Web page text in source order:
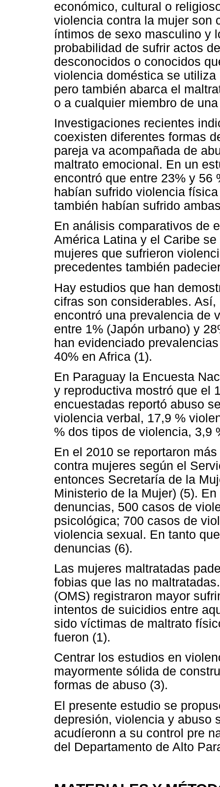
económico, cultural o
violencia contra la mujer son
íntimos de sexo masculino y
probabilidad de sufrir actos
desconocidos o conocidos
violencia doméstica se
pero también abarca el
o a cualquier miembro de
Investigaciones recientes
coexisten diferentes formas
pareja va acompañada de
maltrato emocional. En un
encontró que entre 23% y 56
habían sufrido violencia
también habían sufrido
En análisis comparativos de
América Latina y el Caribe
mujeres que sufrieron
precedentes también
Hay estudios que han
cifras son considerables.
encontró una prevalencia de
entre 1% (Japón urbano) y
han evidenciado
40% en Africa (1).
En Paraguay la Encuesta
y reproductiva mostró que el
encuestadas reportó abuso
violencia verbal, 17,9 %
% dos tipos de violencia, 3,9
En el 2010 se reportaron
contra mujeres según el
entonces Secretaría de la
Ministerio de la Mujer) (5).
denuncias, 500 casos de
psicológica; 700 casos de
violencia sexual. En tanto
denuncias (6).
Las mujeres maltratadas
fobias que las no
(OMS) registraron mayor
intentos de suicidios entre
sido víctimas de maltrato
fueron (1).
Centrar los estudios en
mayormente sólida de
formas de abuso (3).
El presente estudio se
depresión, violencia y abuso
acudíeronn a su control pre
del Departamento de Alto